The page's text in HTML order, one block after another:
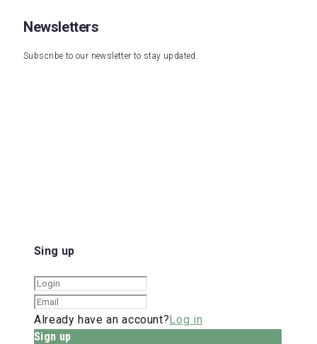
Newsletters
Subscribe to our newsletter to stay updated.
Sing up
Already have an account?Log in
Sign up